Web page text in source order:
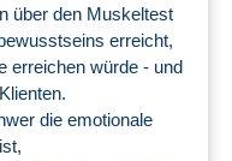
über den Muskeltest
erreicht,
erreichen würde - und
die emotionale